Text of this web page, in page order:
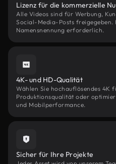
Lizenz für die kommerzielle
Alle Videos sind für Werbung,
Social-Media-Posts freigegeben.
Namensnennung erforderlich.
4K- und HD-Qualität
Wählen Sie hochauflösendes 4K
Produktionsqualität oder
und Mobilperformance.
Sicher für Ihre Projekte